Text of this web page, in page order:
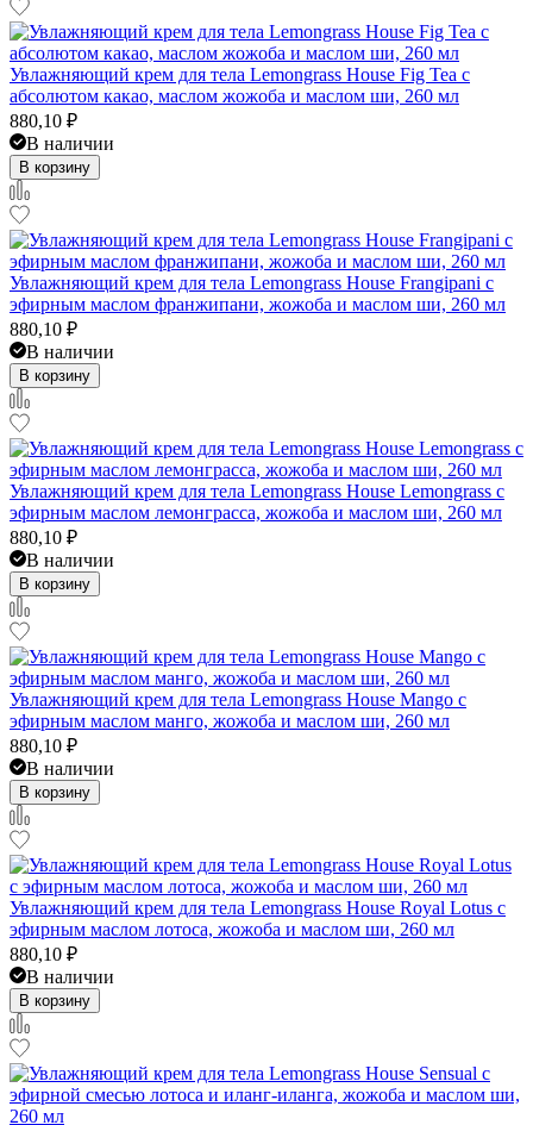
Увлажняющий крем для тела Lemongrass House Fig Tea с
абсолютом какао, маслом жожоба и маслом ши, 260 мл
880,10 ₽
В наличии
В корзину
Увлажняющий крем для тела Lemongrass House Frangipani с
эфирным маслом франжипани, жожоба и маслом ши, 260 мл
880,10 ₽
В наличии
В корзину
Увлажняющий крем для тела Lemongrass House Lemongrass с
эфирным маслом лемонграсса, жожоба и маслом ши, 260 мл
880,10 ₽
В наличии
В корзину
Увлажняющий крем для тела Lemongrass House Mango с
эфирным маслом манго, жожоба и маслом ши, 260 мл
880,10 ₽
В наличии
В корзину
Увлажняющий крем для тела Lemongrass House Royal Lotus с
эфирным маслом лотоса, жожоба и маслом ши, 260 мл
880,10 ₽
В наличии
В корзину